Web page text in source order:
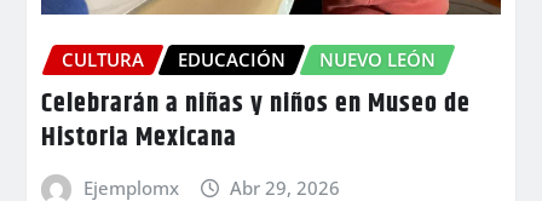
CULTURA EDUCACIÓN NUEVO LEÓN
Celebrarán a niñas y niños en Museo de
Historia Mexicana
Ejemplomx Abr 29, 2026